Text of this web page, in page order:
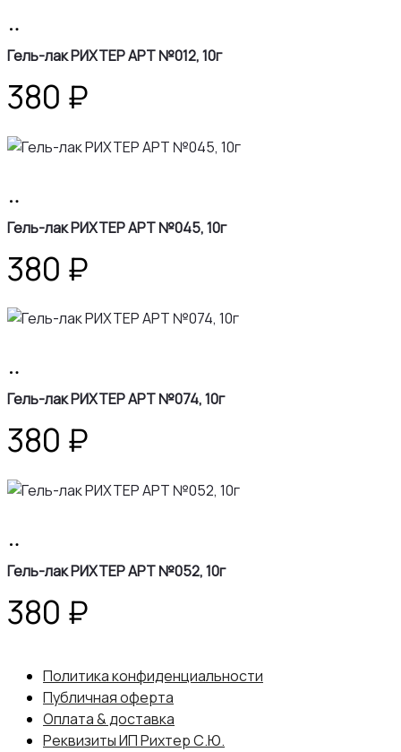
корзину
Гель-лак РИХТЕР АРТ №012, 10г
380 ₽
корзину
Гель-лак РИХТЕР АРТ №045, 10г
380 ₽
корзину
Гель-лак РИХТЕР АРТ №074, 10г
380 ₽
корзину
Гель-лак РИХТЕР АРТ №052, 10г
380 ₽
Политика конфиденциальности
Публичная оферта
Оплата & доставка
Реквизиты ИП Рихтер С.Ю.